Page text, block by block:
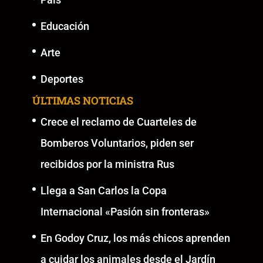
Educación
Arte
Deportes
ÚLTIMAS NOTICIAS
Crece el reclamo de Cuarteles de
Bomberos Voluntarios, piden ser
recibidos por la ministra Rus
Llega a San Carlos la Copa
Internacional «Pasión sin fronteras»
En Godoy Cruz, los más chicos aprenden
a cuidar los animales desde el Jardín